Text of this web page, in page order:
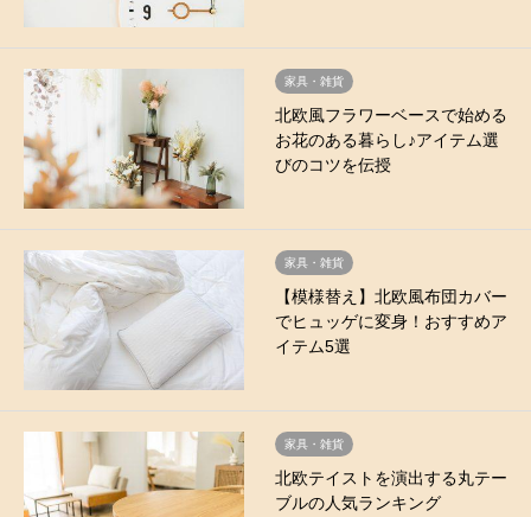
家具・雑貨
北欧風フラワーベースで始める
お花のある暮らし♪アイテム選
びのコツを伝授
家具・雑貨
【模様替え】北欧風布団カバー
でヒュッゲに変身！おすすめア
イテム5選
家具・雑貨
北欧テイストを演出する丸テー
ブルの人気ランキング